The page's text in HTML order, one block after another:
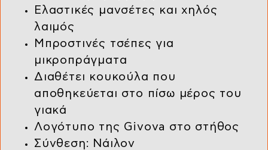
Ελαστικές μανσέτες και χηλός
λαιμός
Μπροστινές τσέπες για
μικροπράγματα
Διαθέτει κουκούλα που
αποθηκεύεται στο πίσω μέρος του
γιακά
Λογότυπο της Givova στο στήθος
Σύνθεση: Νάιλον